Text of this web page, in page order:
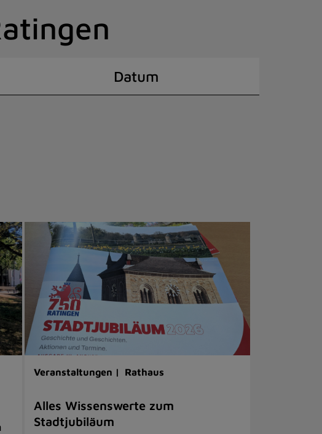
Datum
Veranstaltungen | Rathaus
Alles Wissenswerte zum
Stadtjubiläum